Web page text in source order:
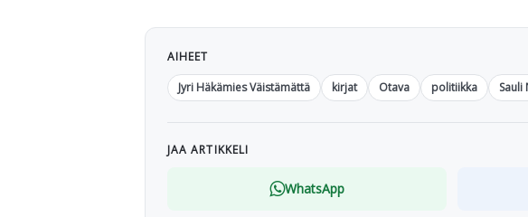
AIHEET
Jyri Häkämies Väistämättä
kirjat Otava politiikka Sauli
JAA ARTIKKELI
WhatsApp